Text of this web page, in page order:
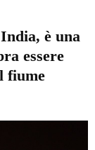
è una
essere
fiume